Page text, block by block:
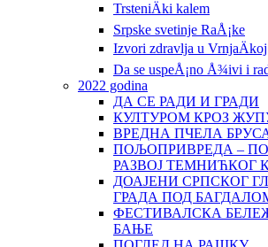
TrsteniÄki kalem
Srpske svetinje RaÅ¡ke
Izvori zdravlja u
Da se uspeÅ¡no Å¾ivi i
2022 godina
ДА СЕ РАДИ И ГРАДИ
КУЛТУРОМ КРОЗ
ВРЕДНА ПЧЕЛА
ПОЉОПРИВРЕДА –
РАЗВОЈ ТЕМНИЋКОГ
ДОАЈЕНИ СРПСКОГ
ГРАДА ПОД
ФЕСТИВАЛСКА
БАЊЕ